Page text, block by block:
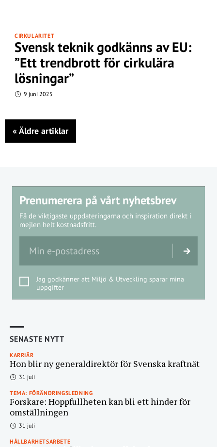
CIRKULARITET
Svensk teknik godkänns av EU:
”Ett trendbrott för cirkulära
lösningar”
9 juni 2025
« Äldre artiklar
Prenumerera på vårt nyhetsbrev
Få de viktigaste uppdateringarna och inspiration direkt i
mejlen helt kostnadsfritt.
Jag godkänner att Miljö & Utveckling sparar mina
uppgifter
SENASTE NYTT
KARRIÄR
Hon blir ny generaldirektör för Svenska kraftnät
31 juli
TEMA: FÖRÄNDRINGSLEDNING
Forskare: Hoppfullheten kan bli ett hinder för
omställningen
31 juli
HÅLLBARHETSARBETE